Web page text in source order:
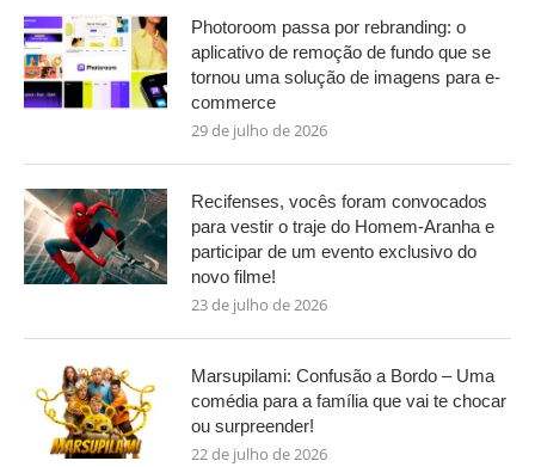
Photoroom passa por rebranding: o
aplicativo de remoção de fundo que se
tornou uma solução de imagens para e-
commerce
29 de julho de 2026
Recifenses, vocês foram convocados
para vestir o traje do Homem-Aranha e
participar de um evento exclusivo do
novo filme!
23 de julho de 2026
Marsupilami: Confusão a Bordo – Uma
comédia para a família que vai te chocar
ou surpreender!
22 de julho de 2026